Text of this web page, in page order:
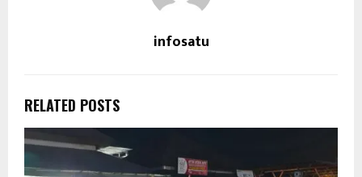
infosatu
RELATED POSTS